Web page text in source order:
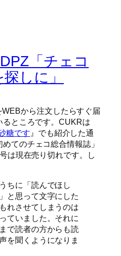
「チェコ
しに」
から注文したらすぐ届
ところです。CUKRは
糖です 』でも紹介した通
めてのチェコ総合情報誌
は現在売り切れです。し
ちに「読んでほし
と思って文字にした
れさせてしまうのは
ていました。それに
で読者の方からも読
を聞くようになりま